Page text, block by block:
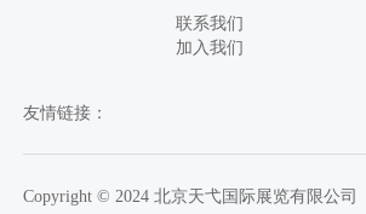
联系我们
加入我们
友情链接：
Copyright © 2024 北京天弋国际展览有限公司